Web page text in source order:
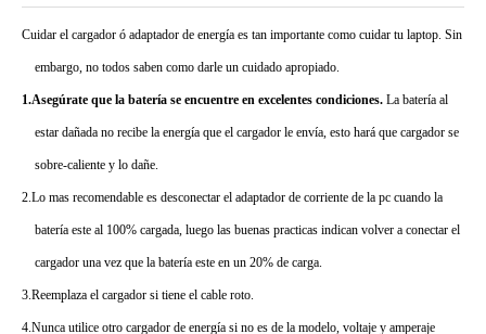
Cuidar el cargador ó adaptador de energía es tan importante como cuidar tu laptop. Sin
embargo, no todos saben como darle un cuidado apropiado.
1.Asegúrate que la batería se encuentre en excelentes condiciones. La batería al
estar dañada no recibe la energía que el cargador le envía, esto hará que cargador se
sobre-caliente y lo dañe.
2.Lo mas recomendable es desconectar el adaptador de corriente de la pc cuando la
batería este al 100% cargada, luego las buenas practicas indican volver a conectar el
cargador una vez que la batería este en un 20% de carga.
3.Reemplaza el cargador si tiene el cable roto.
4.Nunca utilice otro cargador de energía si no es de la modelo, voltaje y amperaje